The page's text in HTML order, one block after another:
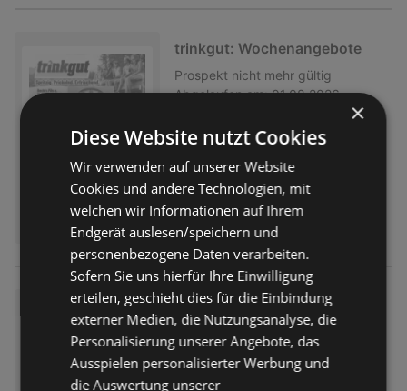
trinkgut: Wochenangebote
Prospekt nicht mehr gültig
Abgelaufen am: 01.08.2026
trinkgut: Wochenangebote
nicht mehr gültig
Abgelaufen am: 01.08.2026
×
Diese Website nutzt Cookies
Wir verwenden auf unserer Website
Cookies und andere Technologien, mit
welchen wir Informationen auf Ihrem
Endgerät auslesen/speichern und
personenbezogene Daten verarbeiten.
Sofern Sie uns hierfür Ihre Einwilligung
erteilen, geschieht dies für die Einbindung
externer Medien, die Nutzungsanalyse, die
Personalisierung unserer Angebote, das
Ausspielen personalisierter Werbung und
die Auswertung unserer